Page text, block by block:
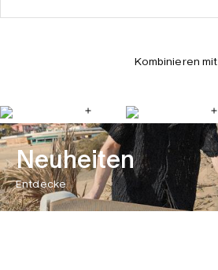
Kombinieren mit
Neuheiten
Entdecke